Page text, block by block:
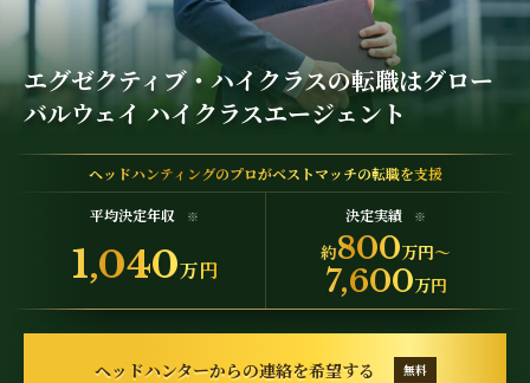
エグゼクティブ・ハイクラスの転職はグロー
バルウェイ ハイクラスエージェント
ヘッドハンティングのプロがベストマッチの転職を支援
平均決定年収 ※
1,040万円
決定実績 ※
約800万円〜
7,600万円
ヘッドハンターからの連絡を希望する 無料